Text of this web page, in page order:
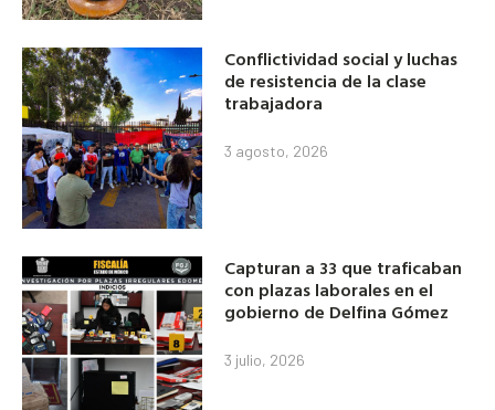
Conflictividad social y luchas
de resistencia de la clase
trabajadora
3 agosto, 2026
Capturan a 33 que traficaban
con plazas laborales en el
gobierno de Delfina Gómez
3 julio, 2026